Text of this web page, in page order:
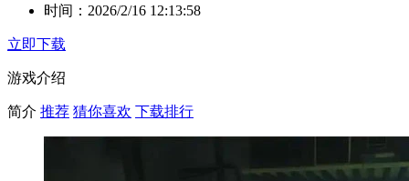
时间： 2026/2/16 12:13:58
立即下载
游戏介绍
简介 推荐 猜你喜欢 下载排行